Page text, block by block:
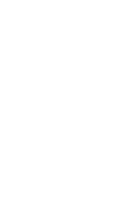
tračak
parka
povijesnih
ciljamo.
vozila i